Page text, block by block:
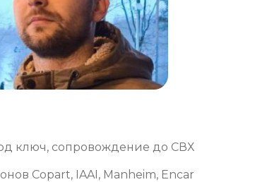
ключ, сопровождение до СВХ
Copart, IAAI, Manheim, Encar